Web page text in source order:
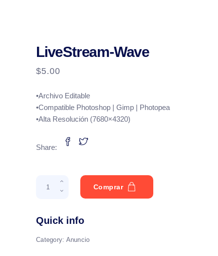
LiveStream-Wave
$5.00
•Archivo Editable
•Compatible Photoshop | Gimp | Photopea
•Alta Resolución (7680×4320)
Share:
LiveStream-
Wave
Comprar
Quick info
Category: Anuncio